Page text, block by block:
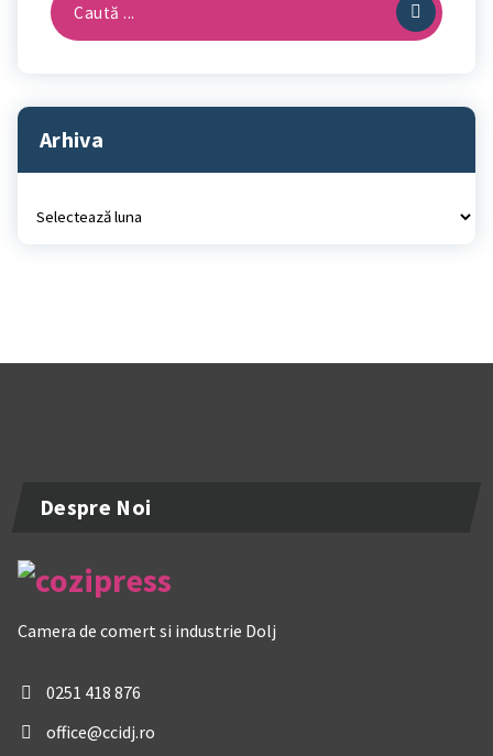
după:
Arhiva
Despre Noi
Camera de comert si industrie Dolj
0251 418 876
office@ccidj.ro